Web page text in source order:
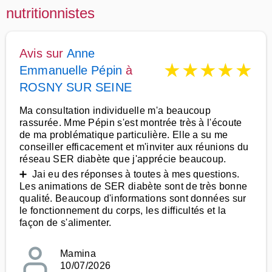
nutritionnistes
Avis sur Anne
Emmanuelle Pépin à
ROSNY SUR SEINE
★★★★★
Ma consultation individuelle m'a beaucoup
rassurée. Mme Pépin s'est montrée très à l'écoute
de ma problématique particulière. Elle a su me
conseiller efficacement et m'inviter aux réunions du
réseau SER diabète que j'apprécie beaucoup.
➕ Jai eu des réponses à toutes à mes questions.
Les animations de SER diabète sont de très bonne
qualité. Beaucoup d'informations sont données sur
le fonctionnement du corps, les difficultés et la
façon de s'alimenter.
Mamina
10/07/2026